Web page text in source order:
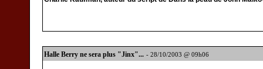
Halle Berry ne sera plus "Jinx"... - 28/10/2003 @ 09h06